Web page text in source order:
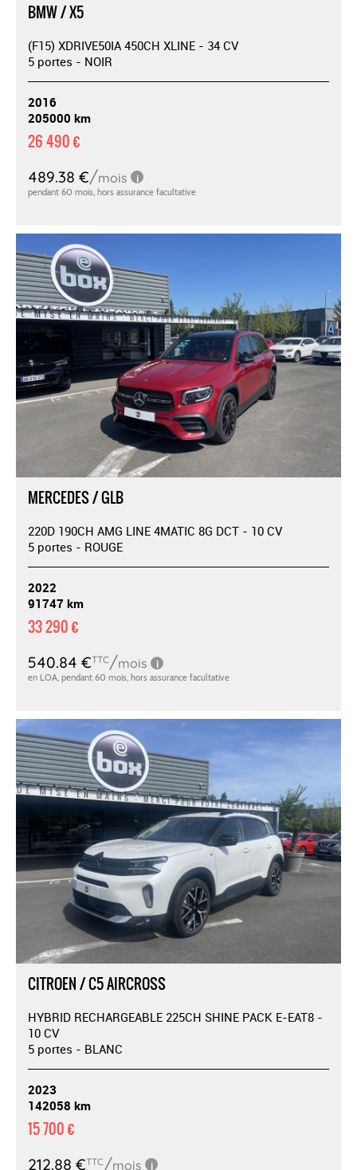
BMW / X5
(F15) XDRIVE50IA 450CH XLINE - 34 CV
5 portes - NOIR
2016
205000 km
26 490 €
MERCEDES / GLB
220D 190CH AMG LINE 4MATIC 8G DCT - 10 CV
5 portes - ROUGE
2022
91747 km
33 290 €
CITROEN / C5 AIRCROSS
HYBRID RECHARGEABLE 225CH SHINE PACK E-EAT8 -
10 CV
5 portes - BLANC
2023
142058 km
15 700 €